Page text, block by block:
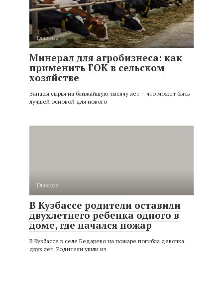
Главное
Минерал для агробизнеса: как
применить ГОК в сельском
хозяйстве
Запасы сырья на ближайшую тысячу лет – что может быть
лучшей основой для нового
Главное
В Кузбассе родители оставили
двухлетнего ребенка одного в
доме, где начался пожар
В Кузбассе в селе Бедарево на пожаре погибла девочка
двух лет. Родители ушли из